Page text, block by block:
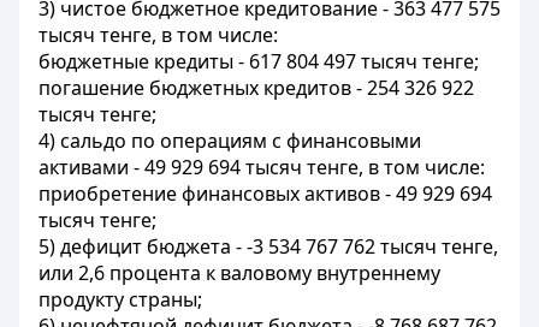
3) чистое бюджетное кредитование - 363 477 575
тысяч тенге, в том числе:
бюджетные кредиты - 617 804 497 тысяч тенге;
погашение бюджетных кредитов - 254 326 922
тысяч тенге;
4) сальдо по операциям с финансовыми
активами - 49 929 694 тысяч тенге, в том числе:
приобретение финансовых активов - 49 929 694
тысяч тенге;
5) дефицит бюджета - -3 534 767 762 тысяч тенге,
или 2,6 процента к валовому внутреннему
продукту страны;